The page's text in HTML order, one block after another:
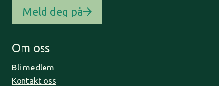
Meld deg på
Om oss
Bli medlem
Kontakt oss